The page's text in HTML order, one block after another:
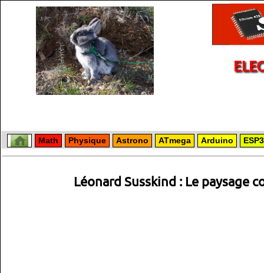
Math Physique Astrono ATmega Arduino
Léonard Susskind : Le paysage